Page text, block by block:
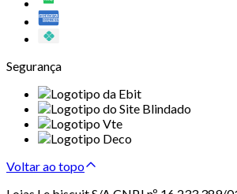
Segurança
Voltar ao topo